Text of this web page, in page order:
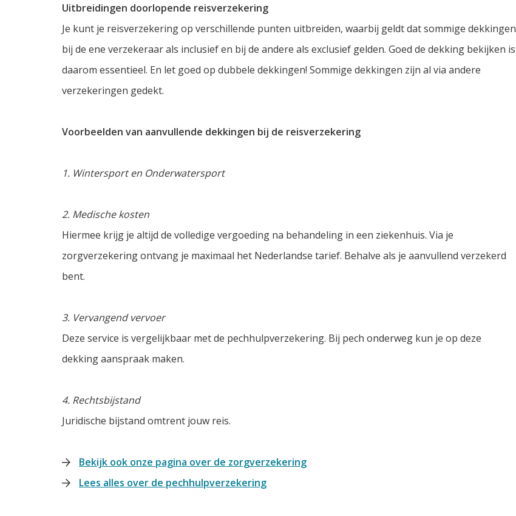
Uitbreidingen doorlopende reisverzekering
Je kunt je reisverzekering op verschillende punten uitbreiden, waarbij geldt dat sommige dekkingen
bij de ene verzekeraar als inclusief en bij de andere als exclusief gelden. Goed de dekking bekijken is
daarom essentieel. En let goed op dubbele dekkingen! Sommige dekkingen zijn al via andere
verzekeringen gedekt.
Voorbeelden van aanvullende dekkingen bij de reisverzekering
1. Wintersport en Onderwatersport
2. Medische kosten
Hiermee krijg je altijd de volledige vergoeding na behandeling in een ziekenhuis. Via je
zorgverzekering ontvang je maximaal het Nederlandse tarief. Behalve als je aanvullend verzekerd
bent.
3. Vervangend vervoer
Deze service is vergelijkbaar met de pechhulpverzekering. Bij pech onderweg kun je op deze
dekking aanspraak maken.
4. Rechtsbijstand
Juridische bijstand omtrent jouw reis.
Bekijk ook onze pagina over de zorgverzekering
Lees alles over de pechhulpverzekering